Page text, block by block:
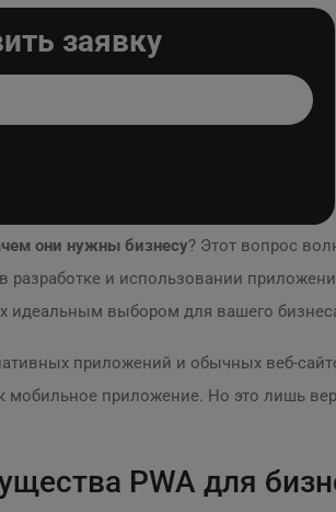
заявку
они нужны бизнесу? Этот вопрос
разработке и использовании
идеальным выбором для вашего
приложений и обычных веб-
мобильное приложение. Но это лишь
PWA для